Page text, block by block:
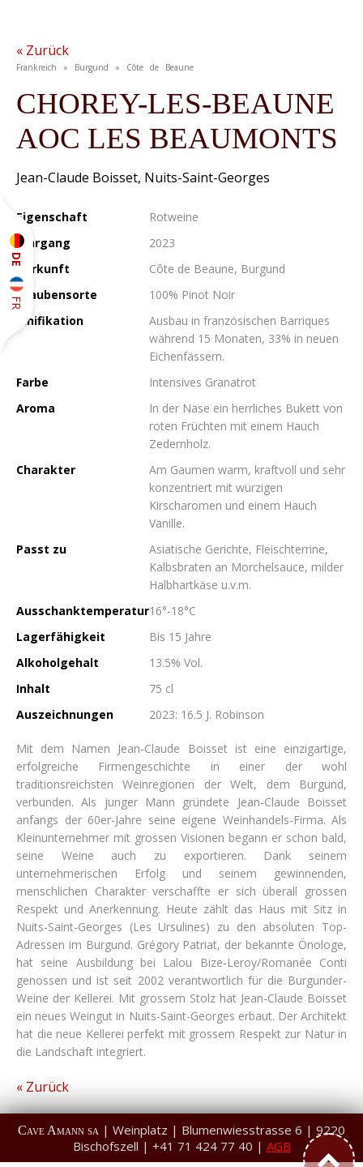
DE
FR
« Zurück
Frankreich » Burgund » Côte de Beaune
CHOREY-LES-BEAUNE
AOC LES BEAUMONTS
Jean-Claude Boisset, Nuits-Saint-Georges
Eigenschaft
Rotweine
Jahrgang
2023
Herkunft
Côte de Beaune, Burgund
Traubensorte
100% Pinot Noir
Vinifikation
Ausbau in französischen Barriques
während 15 Monaten, 33% in neuen
Eichenfässern.
Farbe
Intensives Granatrot
Aroma
In der Nase ein herrliches Bukett von
roten Früchten mit einem Hauch
Zedernholz.
Charakter
Am Gaumen warm, kraftvoll und sehr
konzentriert mit würzigen
Kirscharomen und einem Hauch
Vanille.
Passt zu
Asiatische Gerichte, Fleischterrine,
Kalbsbraten an Morchelsauce, milder
Halbhartkäse u.v.m.
Ausschanktemperatur16°-18°C
Lagerfähigkeit
Bis 15 Jahre
Alkoholgehalt
13.5% Vol.
Inhalt
75 cl
Auszeichnungen
2023: 16.5 J. Robinson
Mit dem Namen Jean-Claude Boisset ist eine einzigartige,
erfolgreiche Firmengeschichte in einer der wohl
traditionsreichsten Weinregionen der Welt, dem Burgund,
verbunden. Als junger Mann gründete Jean-Claude Boisset
anfangs der 60er-Jahre seine eigene Weinhandels-Firma. Als
Kleinunternehmer mit grossen Visionen begann er schon bald,
seine Weine auch zu exportieren. Dank seinem
unternehmerischen Erfolg und seinem gewinnenden,
menschlichen Charakter verschaffte er sich überall grossen
Respekt und Anerkennung. Heute zählt das Haus mit Sitz in
Nuits-Saint-Georges (Les Ursulines) zu den absoluten Top-
Adressen im Burgund. Grégory Patriat, der bekannte Önologe,
hat seine Ausbildung bei Lalou Bize-Leroy/Romanée Conti
genossen und ist seit 2002 verantwortlich für die Burgunder-
Weine der Kellerei. Mit grossem Stolz hat Jean-Claude Boisset
ein neues Weingut in Nuits-Saint-Georges erbaut. Der Architekt
hat die neue Kellerei perfekt mit grossem Respekt zur Natur in
die Landschaft integriert.
« Zurück
Cave Amann sa | Weinplatz | Blumenwiesstrasse 6 | 9220
Bischofszell | +41 71 424 77 40 | AGB